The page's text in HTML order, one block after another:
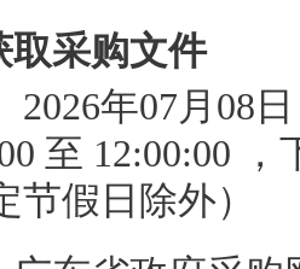
取采购文件
2026年07月08
至 12:00:00
，
节假日除外）